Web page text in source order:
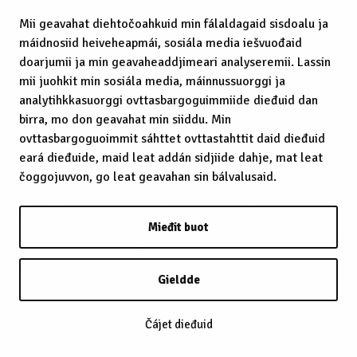
Mii geavahat diehtočoahkuid min fálaldagaid sisdoalu ja
máidnosiid heiveheapmái, sosiála media iešvuođaid
doarjumii ja min geavaheaddjimeari analyseremii. Lassin
mii juohkit min sosiála media, máinnussuorggi ja
analytihkkasuorggi ovttasbargoguimmiide dieđuid dan
birra, mo don geavahat min siiddu. Min
ovttasbargoguoimmit sáhttet ovttastahttit daid dieđuid
eará dieđuide, maid leat addán sidjiide dahje, mat leat
čoggojuvvon, go leat geavahan sin bálvalusaid.
Mieđit buot
Gieldde
Čájet dieđuid